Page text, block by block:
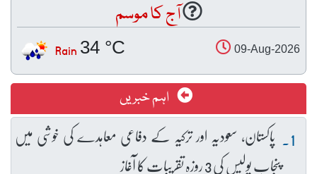
آج کا موسم
09-Aug-2026
34 °C
Rain
اہم خبریں
پاکستان، سعودیہ اور ترکیہ کے دفاعی معاہدے کی خوشی میں
پنجاب پولیس کی 3 روزہ تقریبات کا آغاز